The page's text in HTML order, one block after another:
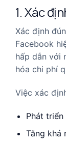
1. Xác
Xác định
Facebook
hấp dẫn với
hóa chi phí
Việc xác
Phát
Tăng khả